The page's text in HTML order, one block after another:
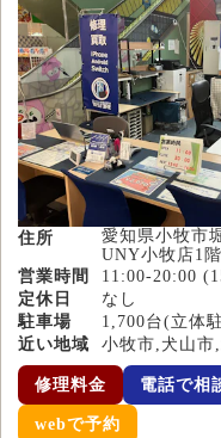
住所
愛知県小牧市
UNY小牧店1階
営業時間
11:00-20:00
定休日
なし
駐車場
1,700台(立体
近い地域
小牧市,犬山市
修理料金 電話で相
webで予約